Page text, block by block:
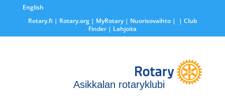
English
Rotary.fi | Rotary.org| MyRotary | Nuorisovaihto|
| Club
Finder| Lahjoita
Asikkalan rotaryklubi